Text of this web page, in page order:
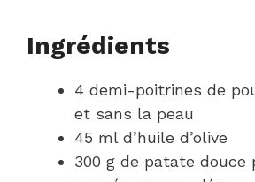
Ingrédients
4 demi-poitrines de
et sans la peau
45 ml d’huile d’olive
300 g de patate douce